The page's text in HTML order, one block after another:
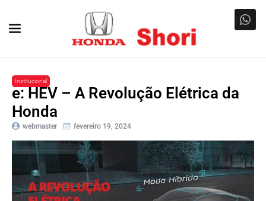
Institucional
e: HEV – A Revolução Elétrica da
Honda
webmaster fevereiro 19, 2024